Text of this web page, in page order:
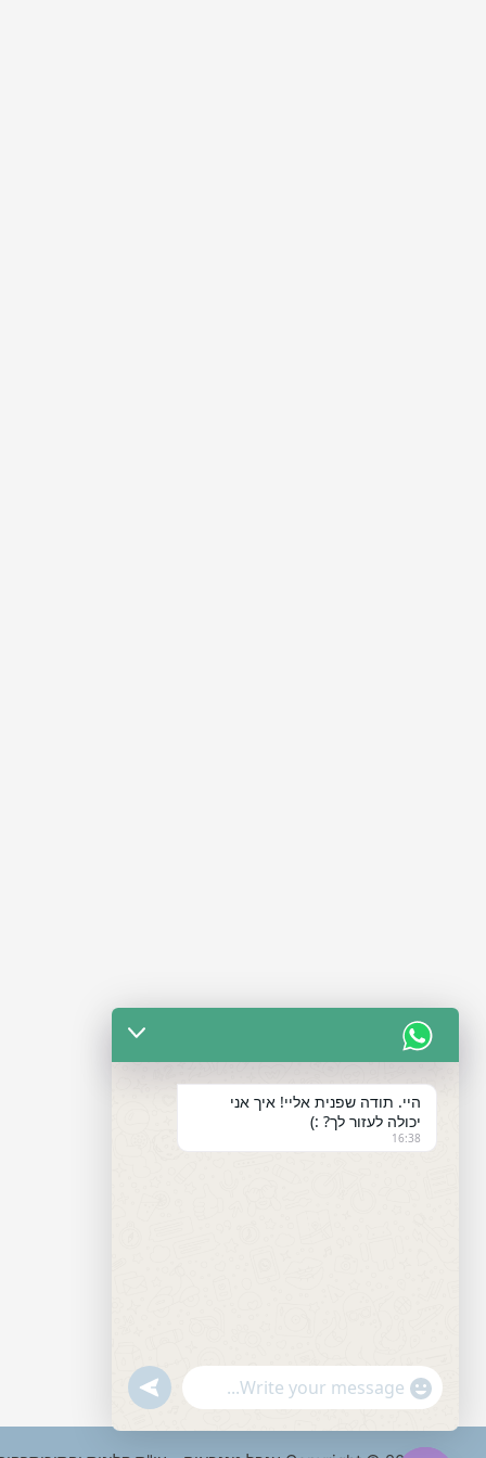
היי. תודה שפנית אליי! איך אני
יכולה לעזור לך? :)
16:38
"+chaty_settings.lang.emoji_picker+"
WhatsApp
undefined